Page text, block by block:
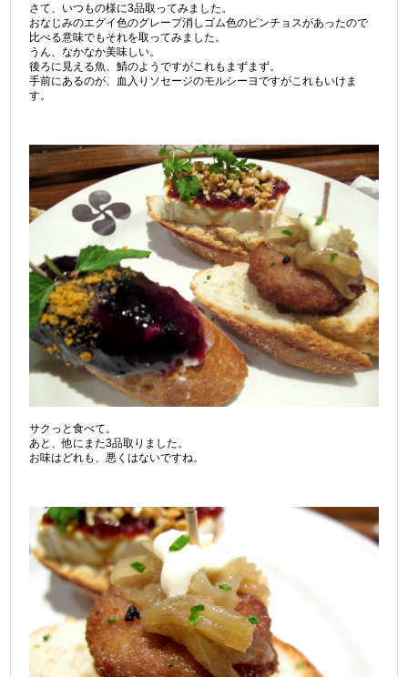
さて、いつもの様に3品取ってみました。
おなじみのエグイ色のグレープ消しゴム色のピンチョスがあったので
比べる意味でもそれを取ってみました。
うん、なかなか美味しい。
後ろに見える魚、鯖のようですがこれもまずまず。
手前にあるのが、血入りソセージのモルシーヨですがこれもいけま
す。
サクっと食べて。
あと、他にまた3品取りました。
お味はどれも、悪くはないですね。